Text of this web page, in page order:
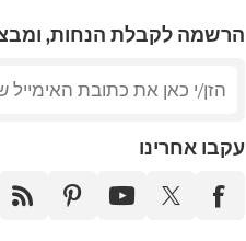
הרשמה לקבלת הנחות,
עקבו אחרינו